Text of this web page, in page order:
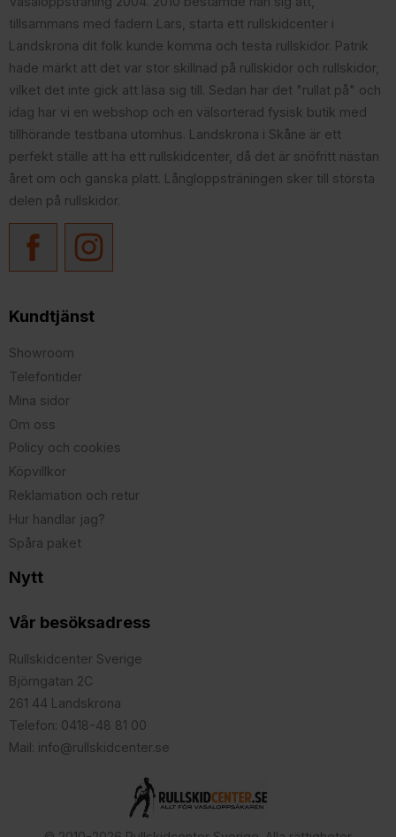
tillsammans med fadern Lars, starta ett rullskidcenter i
Landskrona dit folk kunde komma och testa rullskidor. Patrik
hade märkt att det var stor skillnad på rullskidor och rullskidor,
vilket det inte gick att läsa sig till. Sedan har det "rullat på" och
idag har vi en webshop och en välsorterad fysisk butik med
tillhörande testbana utomhus. Landskrona i Skåne är ett
perfekt ställe att ha ett rullskidcenter, då det är snöfritt nästan
året om och ganska platt. Långloppsträningen sker till största
delen på rullskidor.
Kundtjänst
Showroom
Telefontider
Mina sidor
Om oss
Policy och cookies
Köpvillkor
Reklamation och retur
Hur handlar jag?
Spåra paket
Nytt
Vår besöksadress
Rullskidcenter Sverige
Björngatan 2C
261 44 Landskrona
Telefon: 0418-48 81 00
Mail: info@rullskidcenter.se